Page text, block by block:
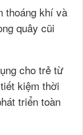
thoáng khí và
quây cũi
cho trẻ từ
kiệm thời
triển toàn